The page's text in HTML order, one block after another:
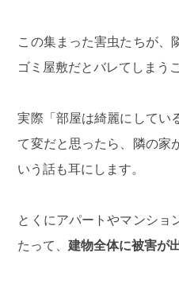
この集まった害虫たちが、
ゴミ屋敷だとバレてしまう
実際「部屋は綺麗にしてい
て変だと思ったら、隣の家
いう話も耳にします。
とくにアパートやマンショ
たって、建物全体に被害が